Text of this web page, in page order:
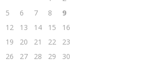
5 6 7 8
9
12 13 14 15
16
19 20 21 22
23
26 27 28 29
30